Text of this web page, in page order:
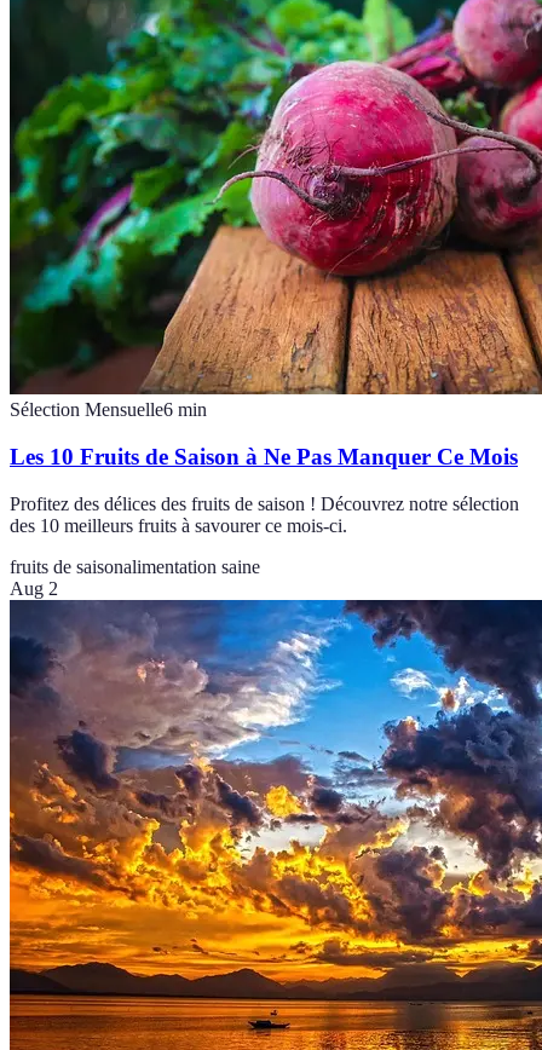
Sélection Mensuelle6 min
Les 10 Fruits de Saison à Ne Pas Manquer Ce Mois
Profitez des délices des fruits de saison ! Découvrez notre sélection
des 10 meilleurs fruits à savourer ce mois-ci.
fruits de saisonalimentation saine
Aug 2